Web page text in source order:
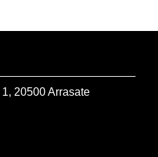
20500 Arrasate